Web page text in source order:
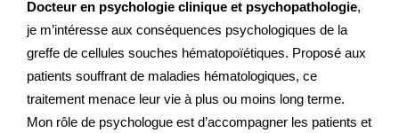
Docteur en psychologie clinique et psychopathologie,
je m’intéresse aux conséquences psychologiques de la
greffe de cellules souches hématopoïétiques. Proposé aux
patients souffrant de maladies hématologiques, ce
traitement menace leur vie à plus ou moins long terme.
Mon rôle de psychologue est d’accompagner les patients et